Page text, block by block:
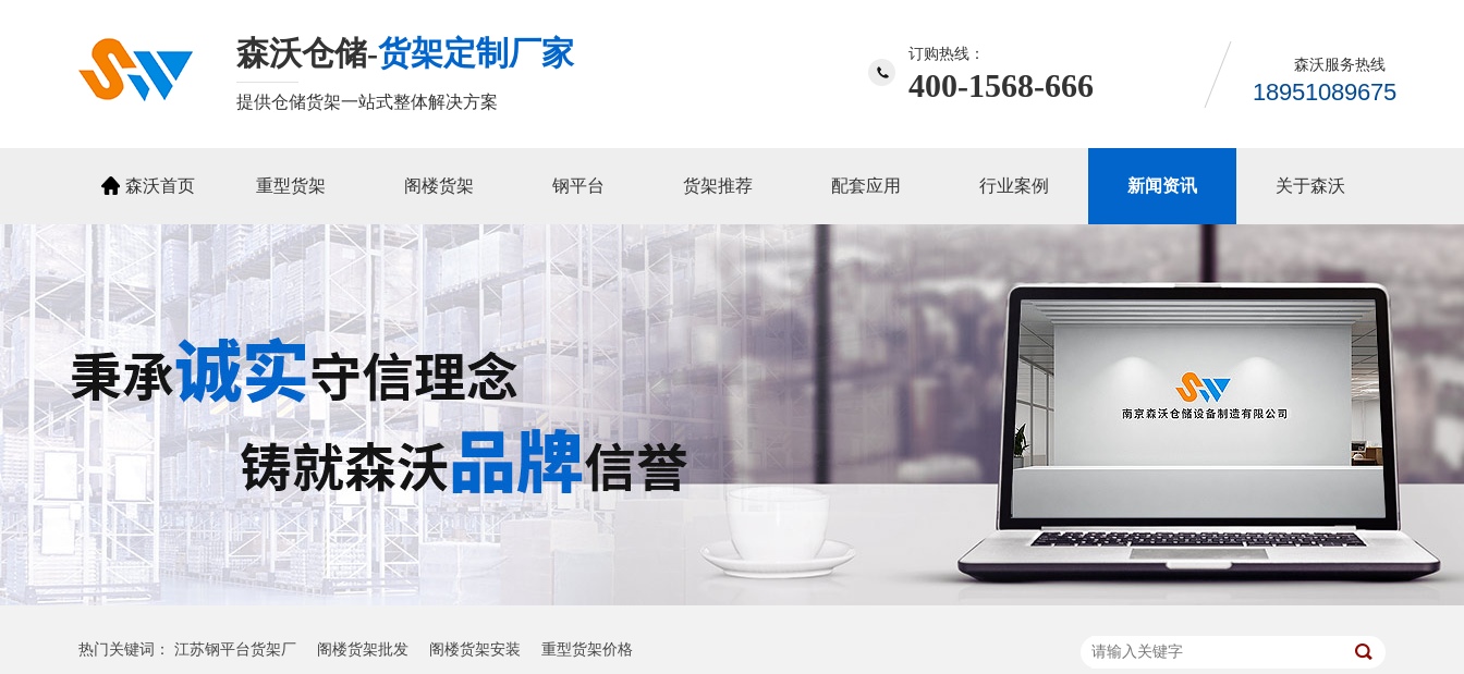
森沃仓储-货架定制厂家
提供仓储货架一站式整体解决方案
订购热线：
400-1568-666
森沃服务热线
18951089675
森沃首页 重型货架 阁楼货架 钢平台 货架推荐 配套应用 行业案例 新闻资讯 关于森沃
热门关键词： 江苏钢平台货架厂 阁楼货架批发 阁楼货架安装 重型货架价格